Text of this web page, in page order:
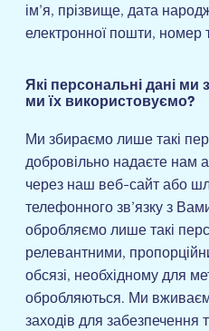
ім’я, прізвище, дата
електронної пошти,
Які персональні дані ми
ми їх використовуємо?
Ми збираємо лише такі
добровільно надаєте нам
через наш веб-сайт або
телефонного зв’язку з
обробляємо лише такі
релевантними,
обсязі, необхідному для
обробляються. Ми
заходів для забезпечення